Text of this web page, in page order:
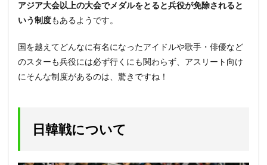
アジア大会以上の大会でメダルをとると兵役が免除されると
いう制度もあるようです。
国を越えてどんなに有名になったアイドルや歌手・俳優など
のスターも兵役には必ず行くにも関わらず、アスリート向け
にそんな制度があるのは、驚きですね！
日韓戦について